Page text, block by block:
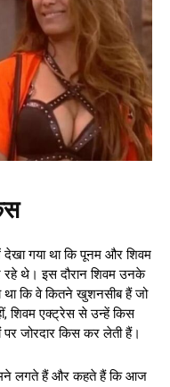
देखा गया था कि पूनम और शिवम
रहे थे। इस दौरान शिवम उनके
कि वे कितने खुशनसीब हैं जो
शिवम एक्ट्रेस से उन्हें किस
जोरदार किस कर लेती हैं।
लगते हैं और कहते हैं कि आज